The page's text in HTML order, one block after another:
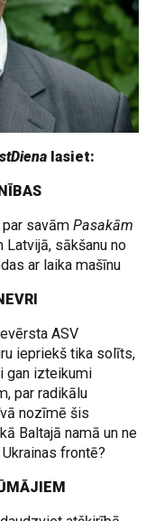
lasiet:
par savāmPasakām
sākšanu no
ar laika mašīnu
ASV
iepriekš tika solīts,
gan izteikumi
par radikālu
nozīmē šis
Baltajā namā un ne
frontē?